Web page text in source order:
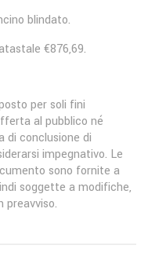
blindato.
€876,69.
per soli fini
al pubblico né
di conclusione di
impegnativo. Le
sono fornite a
soggette a modifiche,
preavviso.